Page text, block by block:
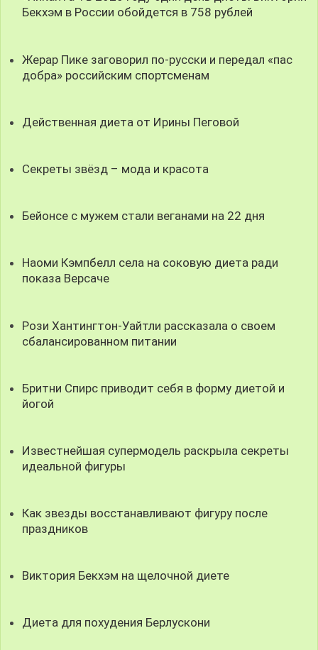
Бекхэм в России обойдется в 758 рублей
Жерар Пике заговорил по-русски и передал «пас
добра» российским спортсменам
Действенная диета от Ирины Пеговой
Секреты звёзд – мода и красота
Бейонсе с мужем стали веганами на 22 дня
Наоми Кэмпбелл села на соковую диета ради
показа Версаче
Рози Хантингтон-Уайтли рассказала о своем
сбалансированном питании
Бритни Спирс приводит себя в форму диетой и
йогой
Известнейшая супермодель раскрыла секреты
идеальной фигуры
Как звезды восстанавливают фигуру после
праздников
Виктория Бекхэм на щелочной диете
Диета для похудения Берлускони